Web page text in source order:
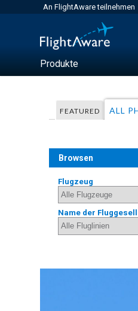
An FlightAware teilnehmen
Produkte
FEATURED ALL
Browsen
Flugzeug
Name der